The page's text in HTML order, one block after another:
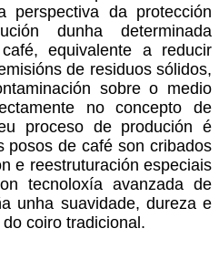
perspectiva da protección
dunha determinada
equivalente a reducir
de residuos sólidos,
sobre o medio
no concepto de
proceso de produción é
posos de café son cribados
e reestruturación especiais
tecnoloxía avanzada de
unha suavidade, dureza e
coiro tradicional.